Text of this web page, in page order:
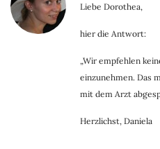
Liebe Dorothea,
hier die Antwort:
„Wir empfehlen
einzunehmen. Das
mit dem Arzt
Herzlichst, Daniela